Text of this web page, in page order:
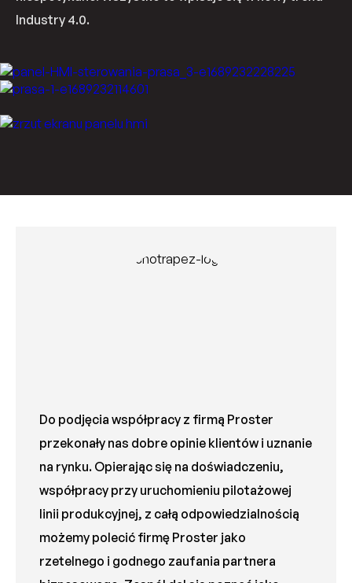
Industry 4.0.
Do podjęcia współpracy z firmą Proster
przekonały nas dobre opinie klientów i uznanie
na rynku. Opierając się na doświadczeniu,
współpracy przy uruchomieniu pilotażowej
linii produkcyjnej, z całą odpowiedzialnością
możemy polecić firmę Proster jako
rzetelnego i godnego zaufania partnera